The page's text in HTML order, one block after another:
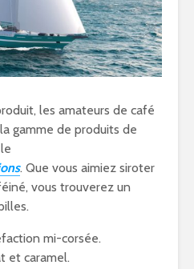
les amateurs de café
gamme de produits de
. Que vous aimiez siroter
vous trouverez un
mi-corsée.
et caramel.